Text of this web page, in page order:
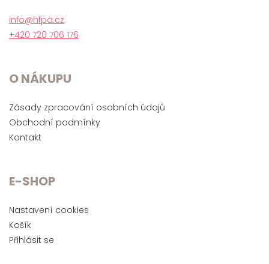
info@hfpa.cz
+420 720 706 176
O NÁKUPU
Zásady zpracování osobních údajů
Obchodní podmínky
Kontakt
E-SHOP
Nastavení cookies
Košík
Přihlásit se